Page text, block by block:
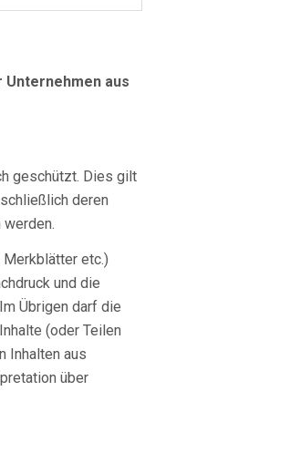
aus
geschützt. Dies gilt
deren
werden.
Merkblätter etc.)
und die
Übrigen darf die
(oder Teilen
Inhalten aus
über